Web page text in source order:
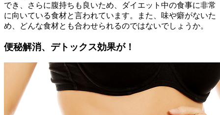
でき、さらに腹持ちも良いため、ダイエット中の食事に非常
に向いている食材と言われています。また、味や癖がないた
め、どんな食材とも合わせられるのではないでしょうか。
便秘解消、デトックス効果が！